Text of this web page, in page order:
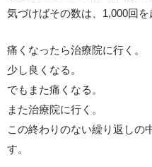
気づけばその数は、1,000回を
痛くなったら治療院に行く。
少し良くなる。
でもまた痛くなる。
また治療院に行く。
この終わりのない繰り返しの
す。